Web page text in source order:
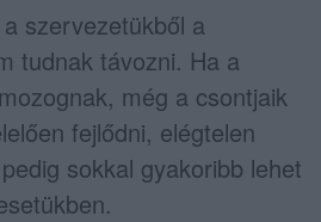
szervezetükből a
tudnak távozni. Ha a
még a csontjaik
fejlődni, elégtelen
sokkal gyakoribb lehet